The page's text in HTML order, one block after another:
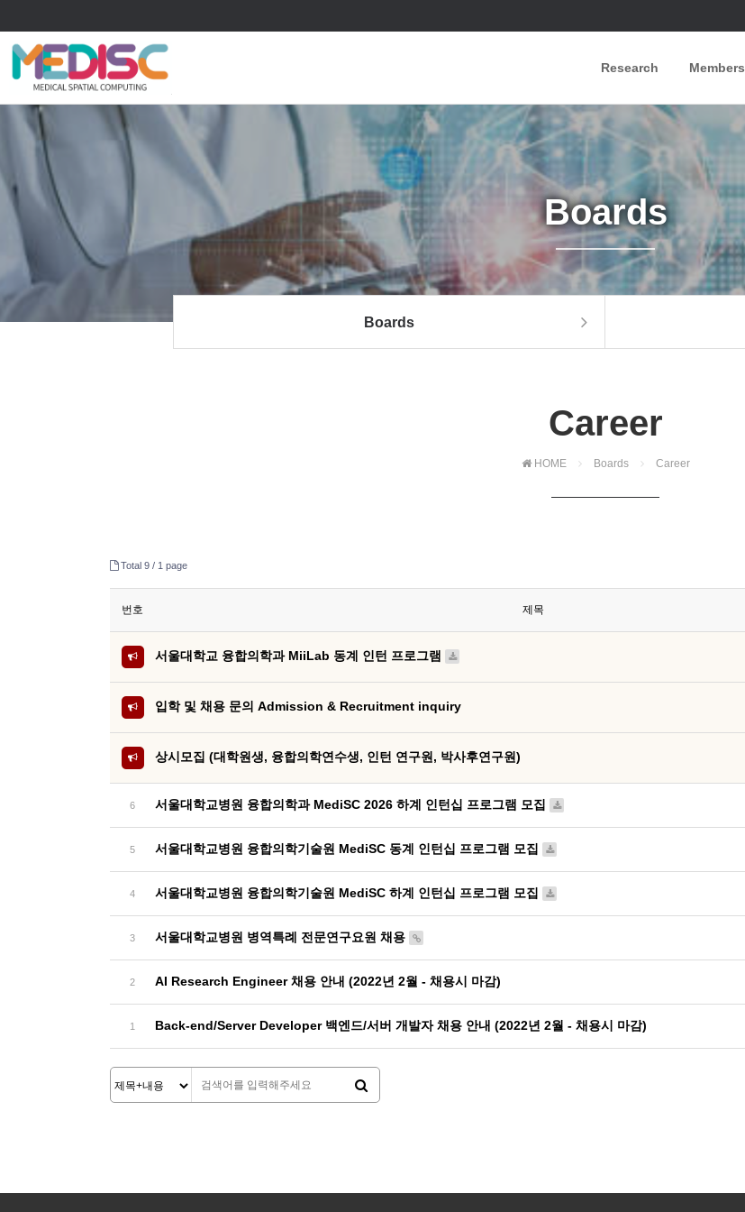
Research Members
하위분류
Boards
Boards
Career
HOME Boards Career
Total 9 / 1 page
번호 제목
서울대학교 융합의학과 MiiLab 동계 인턴 프로그램
입학 및 채용 문의 Admission & Recruitment inquiry
상시모집 (대학원생, 융합의학연수생, 인턴 연구원, 박사후연구원)
6 서울대학교병원 융합의학과 MediSC 2026 하계 인턴십 프로그램 모집
5 서울대학교병원 융합의학기술원 MediSC 동계 인턴십 프로그램 모집
4 서울대학교병원 융합의학기술원 MediSC 하계 인턴십 프로그램 모집
3 서울대학교병원 병역특례 전문연구요원 채용
2 AI Research Engineer 채용 안내 (2022년 2월 - 채용시 마감)
1 Back-end/Server Developer 백엔드/서버 개발자 채용 안내 (2022년 2월 - 채용시 마감)